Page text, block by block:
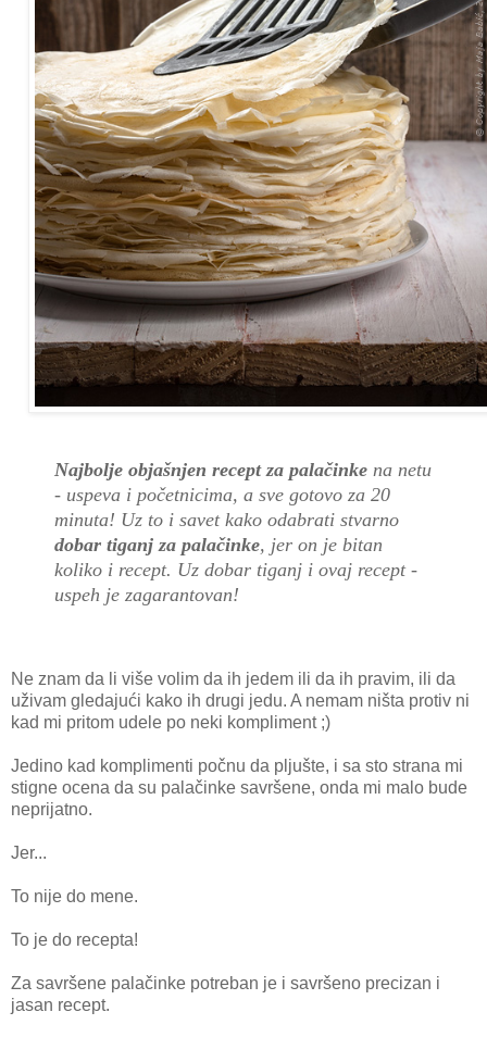
Najbolje objašnjen recept za palačinke na netu
- uspeva i početnicima, a sve gotovo za 20
minuta! Uz to i savet kako odabrati stvarno
dobar tiganj za palačinke, jer on je bitan
koliko i recept. Uz dobar tiganj i ovaj recept -
uspeh je zagarantovan!
Ne znam da li više volim da ih jedem ili da ih pravim, ili da
uživam gledajući kako ih drugi jedu. A nemam ništa protiv ni
kad mi pritom udele po neki kompliment ;)
Jedino kad komplimenti počnu da pljušte, i sa sto strana mi
stigne ocena da su palačinke savršene, onda mi malo bude
neprijatno.
Jer...
To nije do mene.
To je do recepta!
Za savršene palačinke potreban je i savršeno precizan i
jasan recept.